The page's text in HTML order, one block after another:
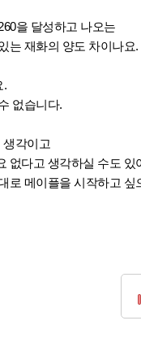
을 달성하고 나오는
는 재화의 양도 차이나요.
.
없습니다.
생각이고
없다고 생각하실 수도 있
로 메이플을 시작하고